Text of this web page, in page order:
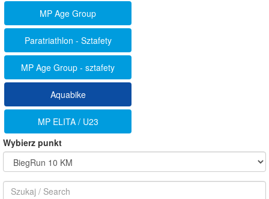
MP Age Group
Paratriathlon - Sztafety
MP Age Group - sztafety
Aquabike
MP ELITA / U23
Wybierz punkt